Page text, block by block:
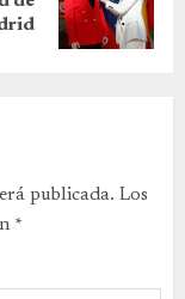
publicada. Los
*